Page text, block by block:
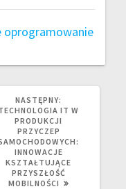
oprogramowanie
NASTĘPNY:
WPIS:
IT W
PRODUKCJI
PRZYCZEP
INNOWACJE
KSZTAŁTUJĄCE
PRZYSZŁOŚĆ
MOBILNOŚCI